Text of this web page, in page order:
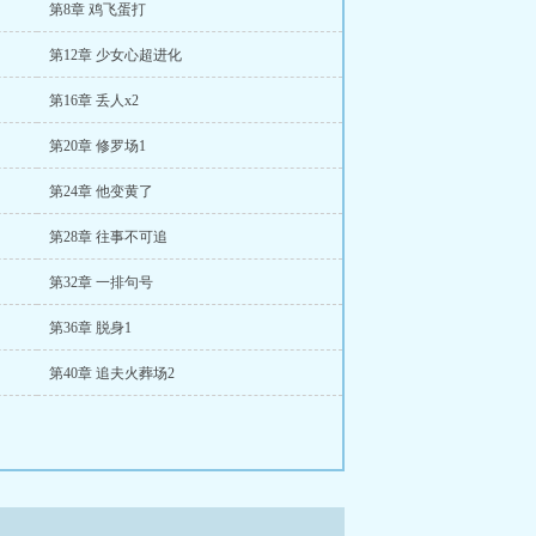
第8章 鸡飞蛋打
第12章 少女心超进化
第16章 丢人x2
第20章 修罗场1
第24章 他变黄了
第28章 往事不可追
第32章 一排句号
第36章 脱身1
第40章 追夫火葬场2